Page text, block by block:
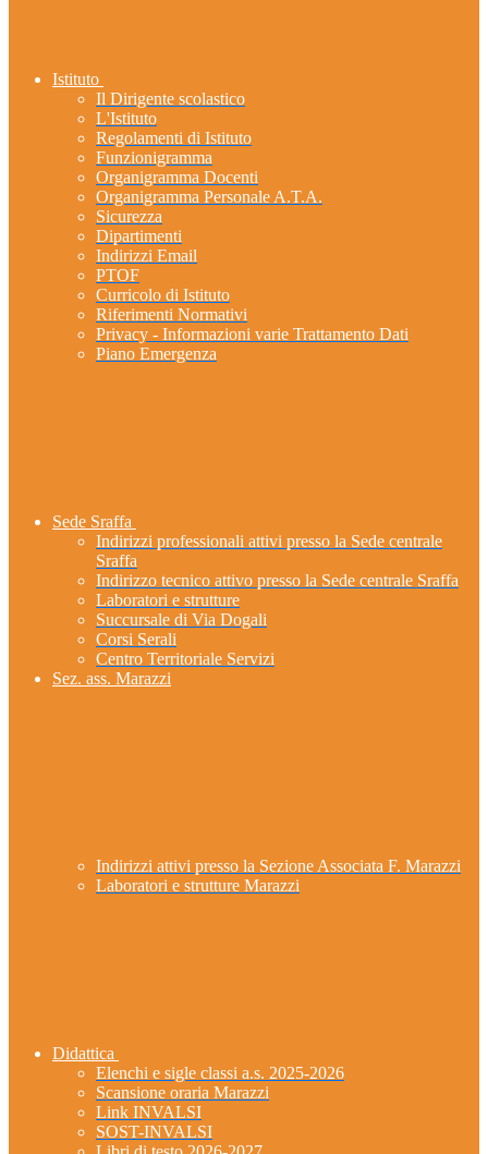
Istituto
Il Dirigente scolastico
L'Istituto
Regolamenti di Istituto
Funzionigramma
Organigramma Docenti
Organigramma Personale A.T.A.
Sicurezza
Dipartimenti
Indirizzi Email
PTOF
Curricolo di Istituto
Riferimenti Normativi
Privacy - Informazioni varie Trattamento Dati
Piano Emergenza
Sede Sraffa
Indirizzi professionali attivi presso la Sede centrale
Sraffa
Indirizzo tecnico attivo presso la Sede centrale Sraffa
Laboratori e strutture
Succursale di Via Dogali
Corsi Serali
Centro Territoriale Servizi
Sez. ass. Marazzi
Indirizzi attivi presso la Sezione Associata F. Marazzi
Laboratori e strutture Marazzi
Didattica
Elenchi e sigle classi a.s. 2025-2026
Scansione oraria Marazzi
Link INVALSI
SOST-INVALSI